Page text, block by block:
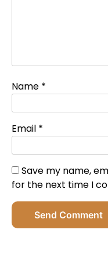
Name *
Email *
Save my name,
for the next time I
Send Comment